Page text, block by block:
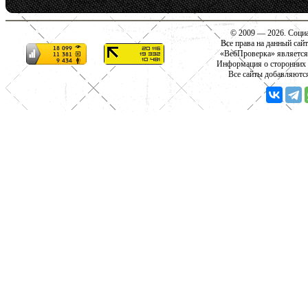
© 2009 — 2026.
Все права на данный
«ВебПроверка»
Информация о сторонних
Все сайты